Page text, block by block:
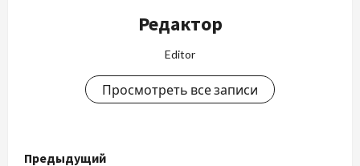
Редактор
Editor
Просмотреть все записи
Н
Предыдущий